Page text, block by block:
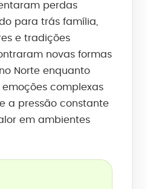
perdas
para trás família,
e tradições
novas formas
Norte enquanto
complexas
a pressão constante
em ambientes